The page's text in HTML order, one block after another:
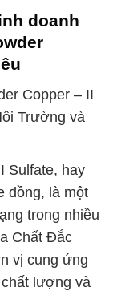
doanh
Copper – II
Trường và
Sulfate, hay
đồng, là một
trong nhiều
Chất Đắc
vị cung ứng
lượng và